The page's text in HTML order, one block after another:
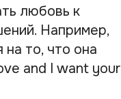
любовь к
Например,
то, что она
and I want your